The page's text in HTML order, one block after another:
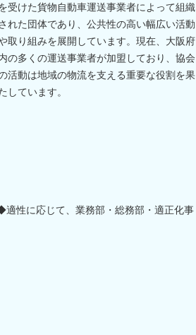
受けた貨物自動車運送事業者によって組織
れた団体であり、公共性の高い幅広い活動
取り組みを展開しています。現在、大阪府
の多くの運送事業者が加盟しており、協会
活動は地域の物流を支える重要な役割を果
しています。
性に応じて、業務部・総務部・適正化事